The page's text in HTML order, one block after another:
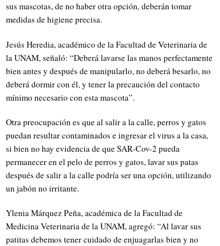
sus mascotas, de no haber otra opción, deberán tomar
medidas de higiene precisa.
Jesús Heredia, académico de la Facultad de Veterinaria de
la UNAM, señaló: “Deberá lavarse las manos perfectamente
bien antes y después de manipularlo, no deberá besarlo, no
deberá dormir con él, y tener la precaución del contacto
mínimo necesario con esta mascota”.
Otra preocupación es que al salir a la calle, perros y gatos
puedan resultar contaminados e ingresar el virus a la casa,
si bien no hay evidencia de que SAR-Cov-2 pueda
permanecer en el pelo de perros y gatos, lavar sus patas
después de salir a la calle podría ser una opción, utilizando
un jabón no irritante.
Ylenia Márquez Peña, académica de la Facultad de
Medicina Veterinaria de la UNAM, agregó: “Al lavar sus
patitas debemos tener cuidado de enjuagarlas bien y no